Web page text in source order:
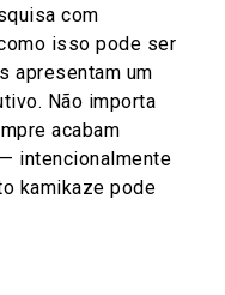
com
isso pode ser
apresentam um
Não importa
acabam
intencionalmente
kamikaze pode